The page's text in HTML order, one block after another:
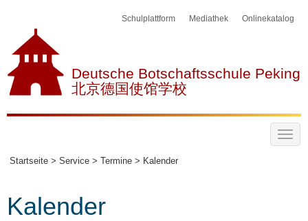
Onlinekatalog
Mediathek
Schulplattform
Deutsche Botschaftsschule Peking
北京德国使馆学校
Startseite > Service > Termine > Kalender
Kalender